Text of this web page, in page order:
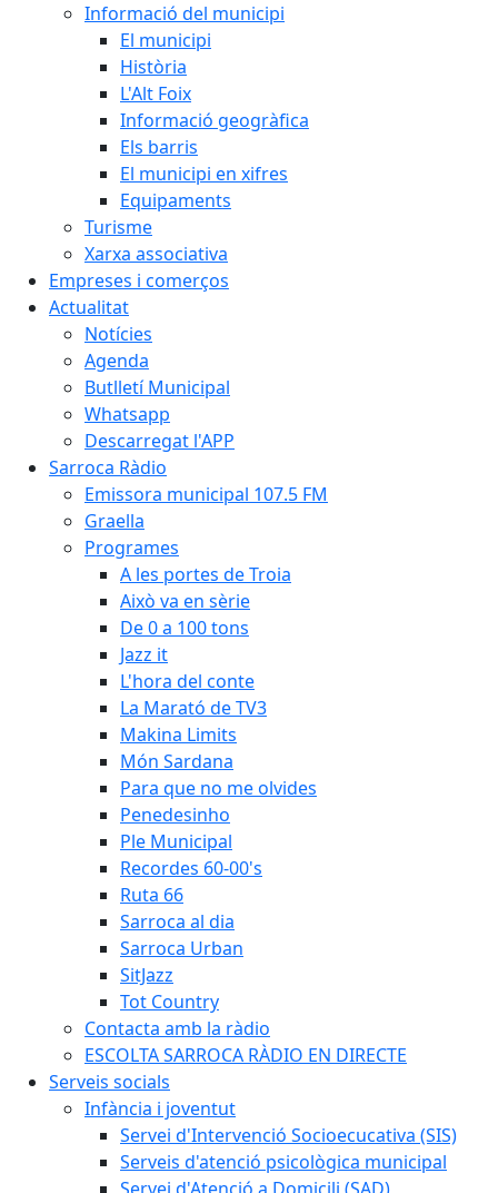
Informació del municipi
El municipi
Història
L'Alt Foix
Informació geogràfica
Els barris
El municipi en xifres
Equipaments
Turisme
Xarxa associativa
Empreses i comerços
Actualitat
Notícies
Agenda
Butlletí Municipal
Whatsapp
Descarregat l'APP
Sarroca Ràdio
Emissora municipal 107.5 FM
Graella
Programes
A les portes de Troia
Això va en sèrie
De 0 a 100 tons
Jazz it
L'hora del conte
La Marató de TV3
Makina Limits
Món Sardana
Para que no me olvides
Penedesinho
Ple Municipal
Recordes 60-00's
Ruta 66
Sarroca al dia
Sarroca Urban
SitJazz
Tot Country
Contacta amb la ràdio
ESCOLTA SARROCA RÀDIO EN DIRECTE
Serveis socials
Infància i joventut
Servei d'Intervenció Socioecucativa (SIS)
Serveis d'atenció psicològica municipal